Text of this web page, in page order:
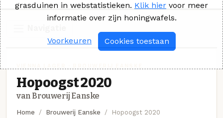
Hopoogst 2020
van Brouwerij Eanske
Home Brouwerij Eanske Hopoogst 2020
grasduinen in webstatistieken. Klik hier voor meer
informatie over zijn honingwafels.
Voorkeuren Cookies toestaan